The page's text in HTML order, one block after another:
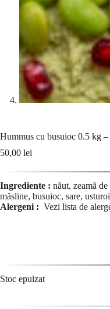
Hummus cu busuioc 0.5 kg –
50,00 lei
Ingrediente : năut, zeamă
măsline, busuioc, sare,
Alergeni : Vezi lista de
Stoc epuizat